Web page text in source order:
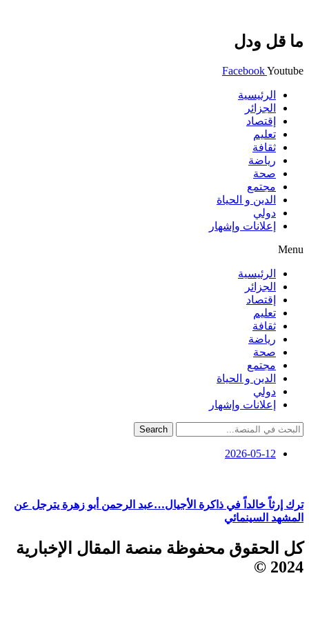
ما قل ودل
FacebookYoutube
الرئيسية
الجزائر
إقتصاد
تعليم
ثقافة
رياضة
صحة
مجتمع
الدين و الحياة
دولي
إعلانات وإشهار
Menu
الرئيسية
الجزائر
إقتصاد
تعليم
ثقافة
رياضة
صحة
مجتمع
الدين و الحياة
دولي
إعلانات وإشهار
Search
2026-05-12
ترك إرثاً خالداً في ذاكرة الأجيال…عبد الرحمن أبو زهرة يترجل عن
المشهد السينمائي
كل الحقوق محفوظة منصة المقال الإخبارية
2024 ©